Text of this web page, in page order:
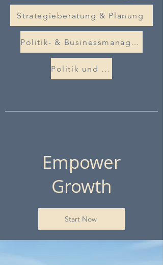
Strategieberatung & Planung
Politik- & Businessmanagement
Politik und Wirtschaft zusammenbringen
Empower
Growth
Start Now